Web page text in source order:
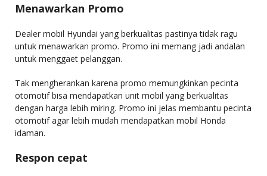
Menawarkan Promo
Dealer mobil Hyundai yang berkualitas pastinya tidak ragu
untuk menawarkan promo. Promo ini memang jadi andalan
untuk menggaet pelanggan.
Tak mengherankan karena promo memungkinkan pecinta
otomotif bisa mendapatkan unit mobil yang berkualitas
dengan harga lebih miring. Promo ini jelas membantu pecinta
otomotif agar lebih mudah mendapatkan mobil Honda
idaman.
Respon cepat